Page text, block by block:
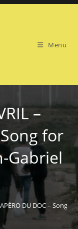
Menu
–
for
Gabriel
APÉRO DU DOC – Song